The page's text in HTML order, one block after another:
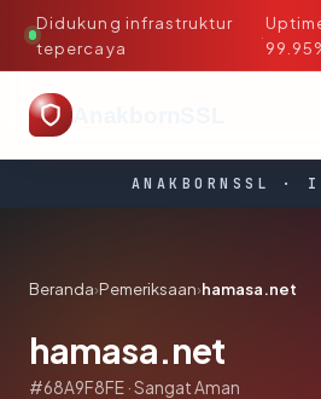
Didukung infrastruktur
tepercaya
·
ANAKBORNSSL ·
Beranda›Pemeriksaan›hamasa.net
hamasa.net
#68A9F8FE · Sangat Aman